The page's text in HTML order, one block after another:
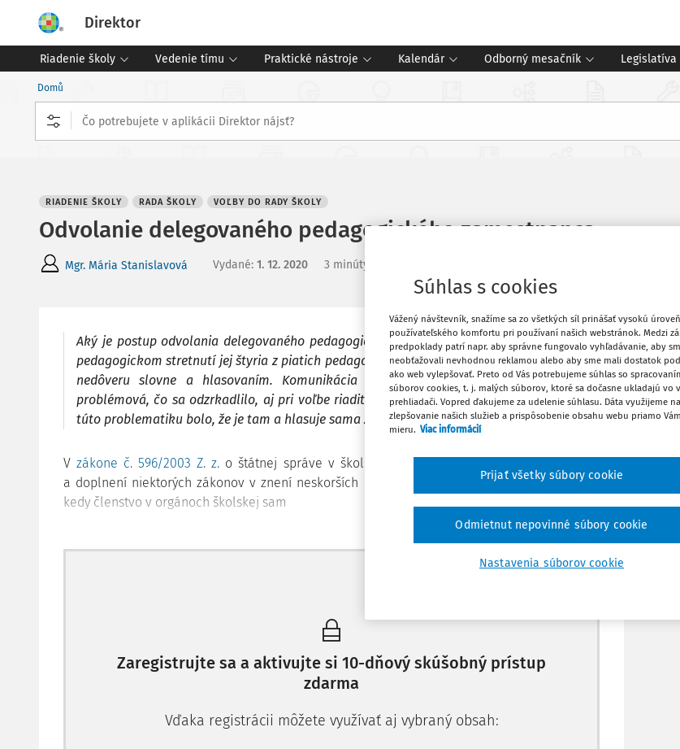
Direktor
Riadenie školy Vedenie tímu Praktické nástroje Kalendár Odborný mesačník Legislatíva
Domů
RIADENIE ŠKOLY RADA ŠKOLY VOĽBY DO RADY ŠKOLY
Odvolanie delegovaného pedagogického zamestnanca
Mgr. Mária Stanislavová Vydané: 1. 12. 2020 3 minúty čítania
Aký je postup odvolania delegovaného pedagogického zamestnanca z rady školy? Na
pedagogickom stretnutí jej štyria z piatich pedagogických zamestnancov vyjadrili svoju
nedôveru slovne a hlasovaním. Komunikácia s pedagogickým zamestnancom je
problémová, čo sa odzrkadlilo, aj pri voľbe riaditeľa materskej školy. Jej vyjadrenie na
túto problematiku bolo, že je tam a hlasuje sama za seba.
Vzákone č. 596/2003 Z. z. o štátnej správe v školstve a školskej samospráve a o zmene
a doplnení niektorých zákonov v znení neskorších predpisov v
§ 25 ods. 12 je ustanovené,
kedy členstvo v orgánoch školskej sam
Máte predplatné? Prihláste sa
Zaregistrujte sa a aktivujte si 10-dňový skúšobný prístup
zdarma
Vďaka registrácii môžete využívať aj vybraný obsah:
Súhlas s cookies
Vážený návštevník, snažíme sa zo všetkých síl prinášať vysokú úroveň
používateľského komfortu pri používaní našich webstránok. Medzi
predpoklady patrí napr. aby správne fungovalo vyhľadávanie, aby
neobťažovali nevhodnou reklamou alebo aby sme mali dostatok
ako web vylepšovať. Preto od Vás potrebujeme súhlas so
súborov cookies, t. j. malých súborov, ktoré sa dočasne ukladajú vo
prehliadači. Vopred ďakujeme za udelenie súhlasu. Dáta využijeme na
zlepšovanie našich služieb a prispôsobenie obsahu webu priamo
mieru. Viac informácií
Nastavenia súborov cookie
Odmietnut nepovinné súbory cookie
Prijať všetky súbory cookie